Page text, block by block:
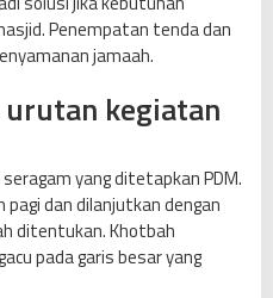
Penempatan tenda dan
jamaah.
kegiatan
yang ditetapkan PDM.
dan dilanjutkan dengan
ditentukan. Khotbah
pada garis besar yang